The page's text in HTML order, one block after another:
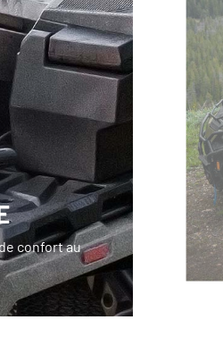
confort au